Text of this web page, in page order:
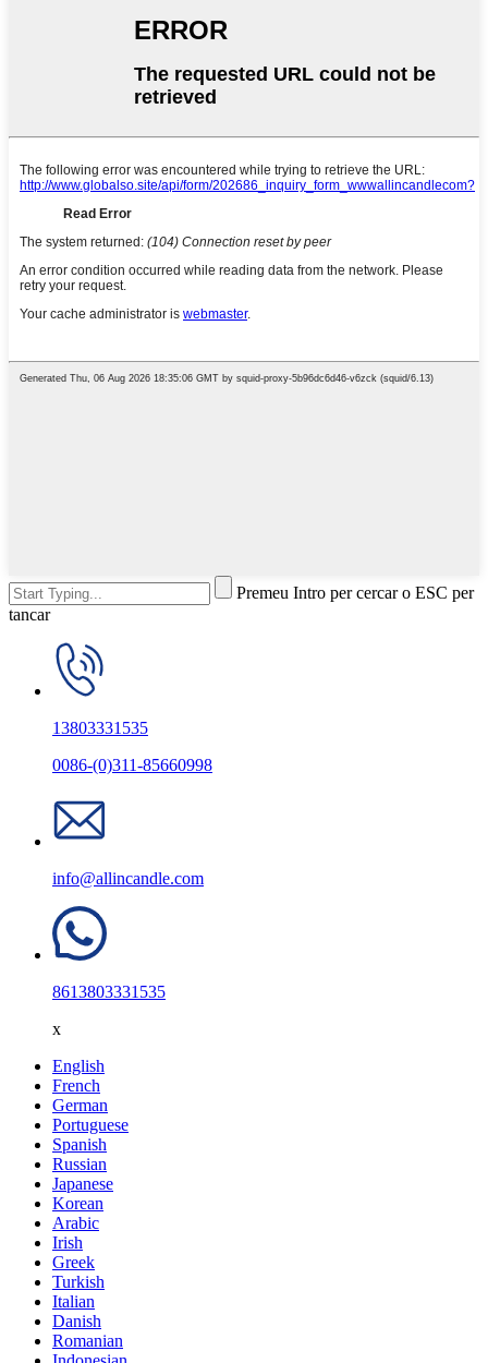
Premeu Intro per cercar o ESC per
tancar
13803331535
0086-(0)311-85660998
info@allincandle.com
8613803331535
x
English
French
German
Portuguese
Spanish
Russian
Japanese
Korean
Arabic
Irish
Greek
Turkish
Italian
Danish
Romanian